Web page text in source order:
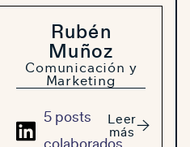
Rubén
Muñoz
Comunicación y
Marketing
5 posts
Leer
más